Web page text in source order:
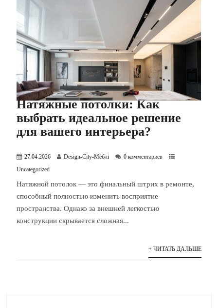
Натяжные потолки: Как
выбрать идеальное решение
для вашего интерьера?
27.04.2026 Design-City-Меблі
0 комментариев
Uncategorized
Натяжной потолок — это финальный штрих в ремонте,
способный полностью изменить восприятие
пространства. Однако за внешней легкостью
конструкции скрывается сложная...
+ ЧИТАТЬ ДАЛЬШЕ